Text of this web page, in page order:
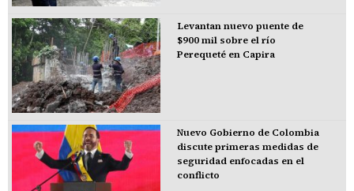
Levantan nuevo puente de
$900 mil sobre el río
Perequeté en Capira
Nuevo Gobierno de Colombia
discute primeras medidas de
seguridad enfocadas en el
conflicto